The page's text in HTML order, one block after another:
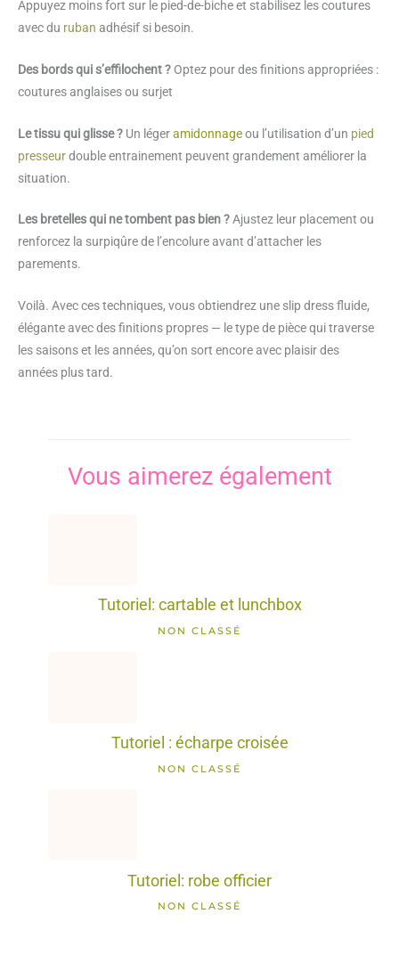
Appuyez moins fort sur le pied-de-biche et stabilisez les coutures
avec du ruban adhésif si besoin.
Des bords qui s’effilochent ? Optez pour des finitions appropriées :
coutures anglaises ou surjet
Le tissu qui glisse ? Un légeramidonnageou l’utilisation d’un pied
presseurdouble entrainement peuvent grandement améliorer la
situation.
Les bretelles qui ne tombent pas bien ?Ajustez leur placement ou
renforcez la surpiqûre de l’encolure avant d’attacher les
parements.
Voilà. Avec ces techniques, vous obtiendrez une slip dress fluide,
élégante avec des finitions propres — le type de pièce qui traverse
les saisons et les années, qu’on sort encore avec plaisir des
années plus tard.
Vous aimerez également
Tutoriel: cartable et lunchbox
NON CLASSÉ
Tutoriel : écharpe croisée
NON CLASSÉ
Tutoriel: robe officier
NON CLASSÉ